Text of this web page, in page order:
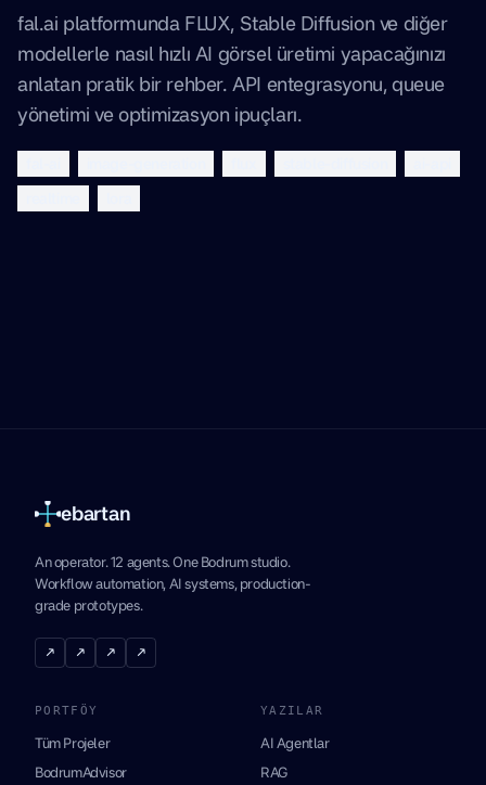
fal.ai platformunda FLUX, Stable Diffusion ve diğer
modellerle nasıl hızlı AI görsel üretimi yapacağınızı
anlatan pratik bir rehber. API entegrasyonu, queue
yönetimi ve optimizasyon ipuçları.
ebartan
An operator. 12 agents. One Bodrum studio.
Workflow automation, AI systems, production-
grade prototypes.
↗ ↗ ↗ ↗
PORTFÖY
Tüm Projeler
BodrumAdvisor
YAZILAR
AI Agentlar
RAG